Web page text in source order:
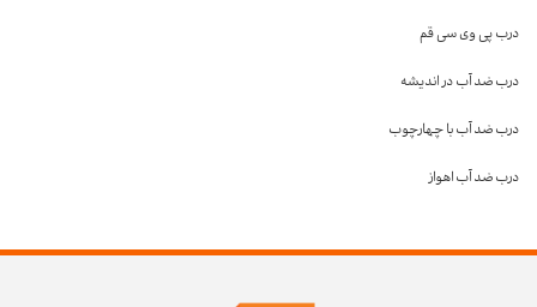
درب پی وی سی قم
درب ضد آب در اندیشه
درب ضد آب با چهارچوب
درب ضد آب اهواز